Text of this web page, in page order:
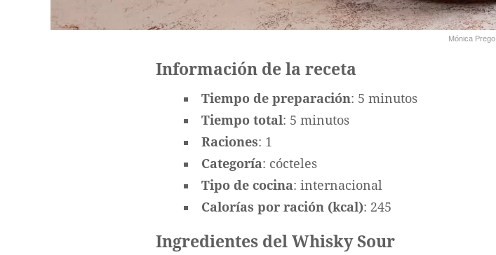
Mónica Prego
Información de la receta
Tiempo de preparación: 5 minutos
Tiempo total: 5 minutos
Raciones: 1
Categoría: cócteles
Tipo de cocina: internacional
Calorías por ración (kcal): 245
Ingredientes del Whisky Sour